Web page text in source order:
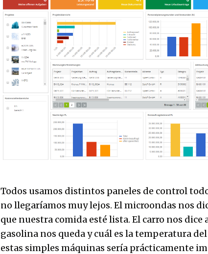
Todos usamos distintos paneles de control
no llegaríamos muy lejos. El microondas nos
que nuestra comida esté lista. El carro nos dice
gasolina nos queda y cuál es la temperatura
estas simples máquinas sería prácticamente